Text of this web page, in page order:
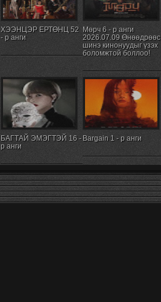
ХЭЭНЦЭР ЕРТӨНЦ 52
- р анги
Мөрч 6 - р анги
2026.07.09 Өнөөдрөөс
шинэ кинонуудыг үзэх
боломжтой боллоо!
БАГТАЙ ЭМЭГТЭЙ 16 -
р анги
Bargain 1 - р анги